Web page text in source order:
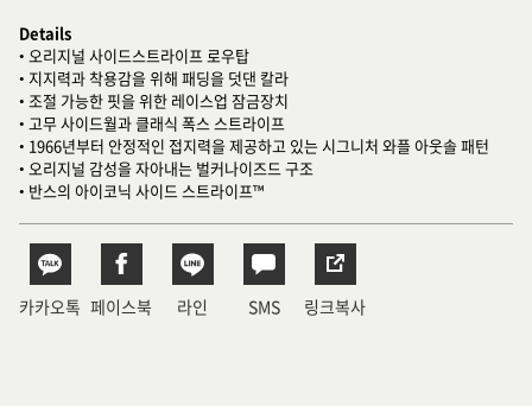
Details
• 오리지널 사이드스트라이프 로우탑
• 지지력과 착용감을 위해 패딩을 덧댄 칼라
• 조절 가능한 핏을 위한 레이스업 잠금장치
• 고무 사이드월과 클래식 폭스 스트라이프
• 1966년부터 안정적인 접지력을 제공하고 있는 시그니처 와플 아웃솔 패턴
• 오리지널 감성을 자아내는 벌커나이즈드 구조
• 반스의 아이코닉 사이드 스트라이프™
카카오톡 페이스북 라인 SMS 링크복사